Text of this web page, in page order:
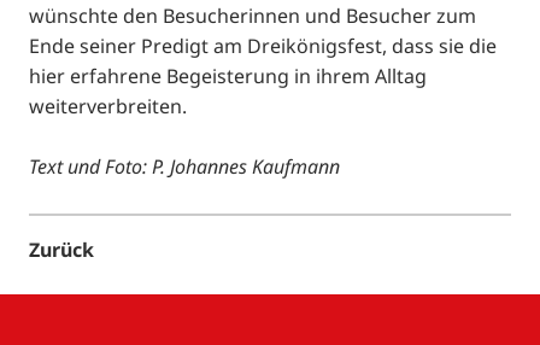
wünschte den Besucherinnen und Besucher zum
Ende seiner Predigt am Dreikönigsfest, dass sie die
hier erfahrene Begeisterung in ihrem Alltag
weiterverbreiten.
Text und Foto: P. Johannes Kaufmann
Zurück